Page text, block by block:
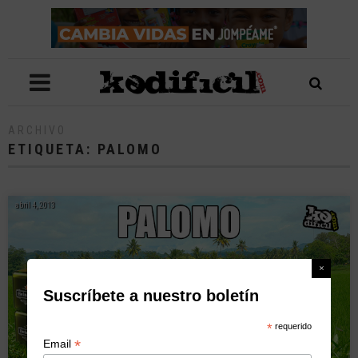
ETIQUETA: PALOMO
abril 4, 2013
Suscríbete a nuestro boletín
* requerido
Email*